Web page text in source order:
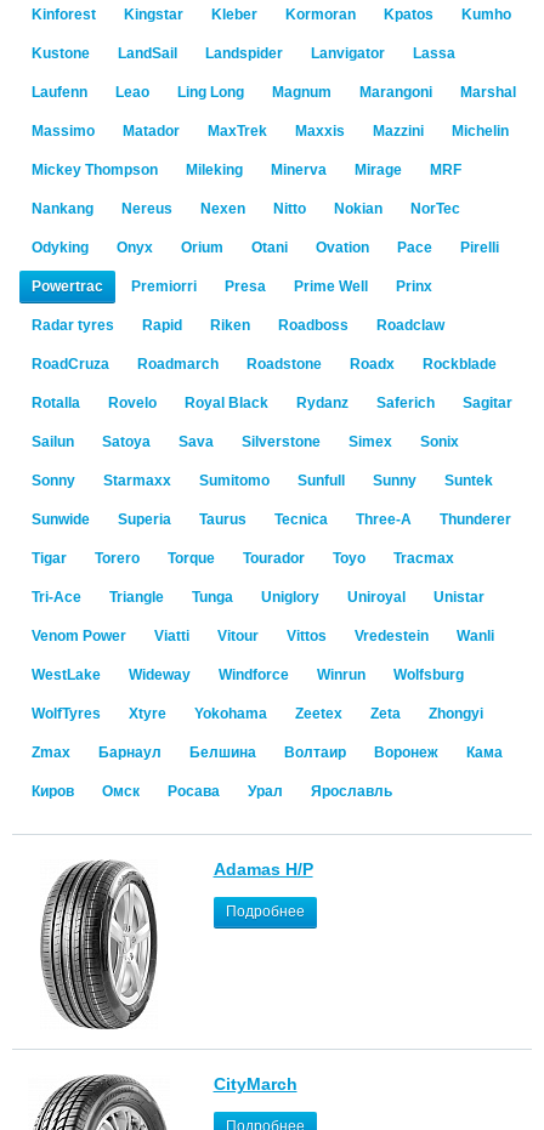
Kinforest Kingstar Kleber Kormoran Kpatos Kumho
Kustone LandSail Landspider Lanvigator Lassa
Laufenn Leao Ling Long Magnum Marangoni Marshal
Massimo Matador MaxTrek Maxxis Mazzini Michelin
Mickey Thompson Mileking Minerva Mirage MRF
Nankang Nereus Nexen Nitto Nokian NorTec
Odyking Onyx Orium Otani Ovation Pace Pirelli
Powertrac Premiorri Presa Prime Well Prinx
Radar tyres Rapid Riken Roadboss Roadclaw
RoadCruza Roadmarch Roadstone Roadx Rockblade
Rotalla Rovelo Royal Black Rydanz Saferich Sagitar
Sailun Satoya Sava Silverstone Simex Sonix
Sonny Starmaxx Sumitomo Sunfull Sunny Suntek
Sunwide Superia Taurus Tecnica Three-A Thunderer
Tigar Torero Torque Tourador Toyo Tracmax
Tri-Ace Triangle Tunga Uniglory Uniroyal Unistar
Venom Power Viatti Vitour Vittos Vredestein Wanli
WestLake Wideway Windforce Winrun Wolfsburg
WolfTyres Xtyre Yokohama Zeetex Zeta Zhongyi
Zmax Барнаул Белшина Волтаир Воронеж Кама
Киров Омск Росава Урал Ярославль
Adamas H/P
Подробнее
CityMarch
Подробнее